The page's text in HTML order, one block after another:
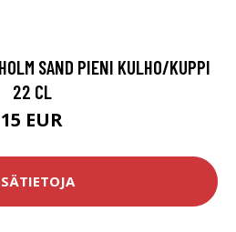
SAND PIENI KULHO/KUPPI
22 CL
15 EUR